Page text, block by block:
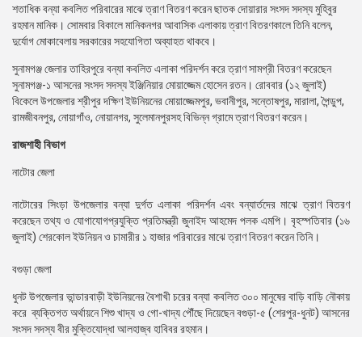
শতাধিক বন্যা কবলিত পরিবারের মাঝে ত্রাণ বিতরণ করেন ছাতক দোয়ারার সংসদ সদস্য মুহিবুর
রহমান মানিক। সোমবার বিকালে মানিকনগর আবাসিক এলাকায় ত্রাণ বিতরণকালে তিনি বলেন,
দুর্যোগ মোকাবেলায় সরকারের সহযোগিতা অব্যাহত থাকবে।
সুনামগঞ্জ জেলার তাহিরপুরে বন্যা কবলিত এলাকা পরিদর্শন করে ত্রাণ সামগ্রী বিতরণ করেছেন
সুনামগঞ্জ-১ আসনের সংসদ সদস্য ইঞ্জিনিয়ার মোয়াজ্জেম হোসেন রতন। রোববার (১২ জুলাই)
বিকেলে উপজেলার শ্রীপুর দক্ষিণ ইউনিয়নের মোয়াজ্জেমপুর, ভবানীপুর, সন্তোষপুর, মারালা, পৈন্ডুপ,
রামজীবনপুর, নোয়াগাঁও, নোয়ানগর, সুলেমানপুরসহ বিভিন্ন গ্রামে ত্রাণ বিতরণ করেন।
রাজশাহী বিভাগ
নাটোর জেলা
নাটোরের সিংড়া উপজেলার বন্যা দুর্গত এলাকা পরিদর্শন এবং বন্যার্তদের মাঝে ত্রাণ বিতরণ
করেছেন তথ্য ও যোগাযোগপ্রযুক্তি প্রতিমন্ত্রী জুনাইদ আহমেদ পলক এমপি। বৃহস্পতিবার (১৬
জুলাই) শেরকোল ইউনিয়ন ও চামারীর ১ হাজার পরিবারের মাঝে ত্রাণ বিতরণ করেন তিনি।
বগুড়া জেলা
ধুনট উপজেলার ভান্ডারবাড়ী ইউনিয়নের বৈশাখী চরের বন্যা কবলিত ৩০০ মানুষের বাড়ি বাড়ি নৌকায়
করে ব্যক্তিগত অর্থায়নে শিশু খাদ্য ও গো-খাদ্য পৌঁছে দিয়েছেন বগুড়া-৫ (শেরপুর-ধুনট) আসনের
সংসদ সদস্য বীর মুক্তিযোদ্ধা আলহাজ্ব হাবিবর রহমান।